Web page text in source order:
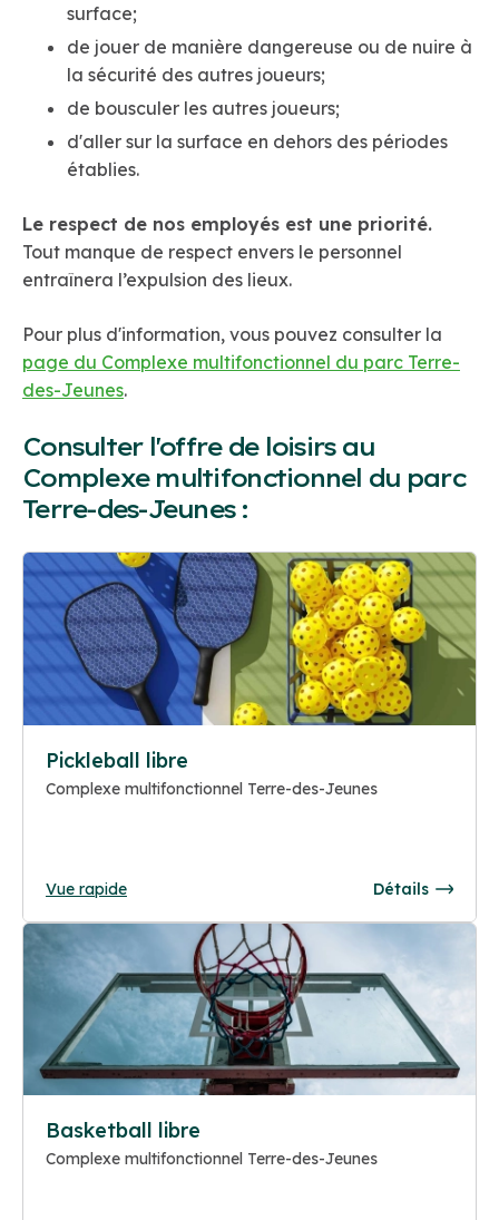
surface;
de jouer de manière dangereuse ou de nuire à
la sécurité des autres joueurs;
de bousculer les autres joueurs;
d'aller sur la surface en dehors des périodes
établies.
Le respect de nos employés est une priorité.
Tout manque de respect envers le personnel
entraînera l’expulsion des lieux.
Pour plus d'information, vous pouvez consulter la
page du Complexe multifonctionnel du parc Terre-
des-Jeunes.
Consulter l'offre de loisirs au
Complexe multifonctionnel du parc
Terre-des-Jeunes :
Pickleball libre
Complexe multifonctionnel Terre-des-Jeunes
Vue rapide Détails
Basketball libre
Complexe multifonctionnel Terre-des-Jeunes